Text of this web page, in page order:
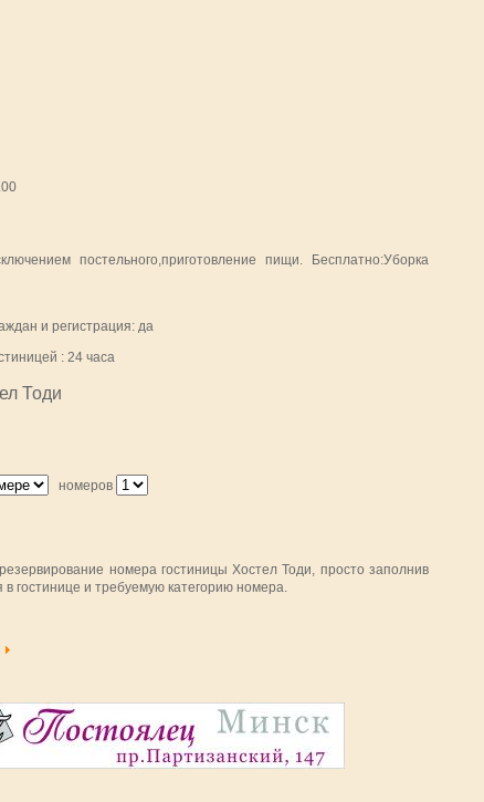
постельного,приготовление пищи. Бесплатно:Уборка
и регистрация: да
: 24 часа
Тоди
номеров
номера гостиницы Хостел Тоди, просто заполнив
гостинице и требуемую категорию номера.